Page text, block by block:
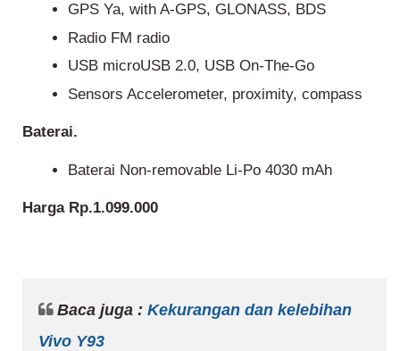
GPS Ya, with A-GPS, GLONASS, BDS
Radio FM radio
USB microUSB 2.0, USB On-The-Go
Sensors Accelerometer, proximity, compass
Baterai.
Baterai Non-removable Li-Po 4030 mAh
Harga Rp.1.099.000
Baca juga : Kekurangan dan kelebihan
Vivo Y93